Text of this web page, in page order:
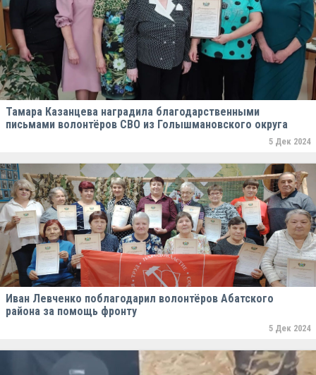
Тамара Казанцева наградила благодарственными
письмами волонтёров СВО из Голышмановского округа
5 Дек 2024
Иван Левченко поблагодарил волонтёров Абатского
района за помощь фронту
5 Дек 2024